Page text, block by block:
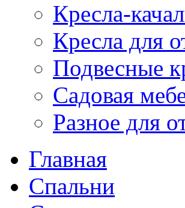
Кресла-
Кресла для
Подвесные
Садовая
Разное для
Главная
Спальни